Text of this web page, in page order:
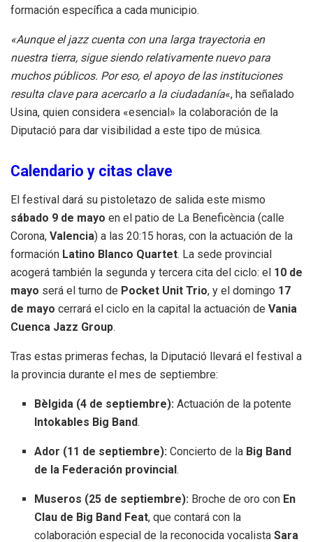
formación específica a cada municipio.
«Aunque el jazz cuenta con una larga trayectoria en
nuestra tierra, sigue siendo relativamente nuevo para
muchos públicos. Por eso, el apoyo de las instituciones
resulta clave para acercarlo a la ciudadanía«, ha señalado
Usina, quien considera «esencial» la colaboración de la
Diputació para dar visibilidad a este tipo de música.
Calendario y citas clave
El festival dará su pistoletazo de salida este mismo
sábado 9 de mayo en el patio de La Beneficència (calle
Corona, Valencia) a las 20:15 horas, con la actuación de la
formación Latino Blanco Quartet. La sede provincial
acogerá también la segunda y tercera cita del ciclo: el 10 de
mayo será el turno de Pocket Unit Trio, y el domingo 17
de mayo cerrará el ciclo en la capital la actuación de Vania
Cuenca Jazz Group.
Tras estas primeras fechas, la Diputació llevará el festival a
la provincia durante el mes de septiembre:
Bèlgida (4 de septiembre): Actuación de la potente
Intokables Big Band.
Ador (11 de septiembre): Concierto de la Big Band
de la Federación provincial.
Museros (25 de septiembre): Broche de oro con En
Clau de Big Band Feat, que contará con la
colaboración especial de la reconocida vocalistaSara